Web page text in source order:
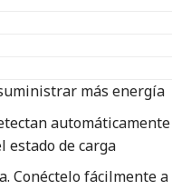
más energía
estado de carga
Conéctelo fácilmente